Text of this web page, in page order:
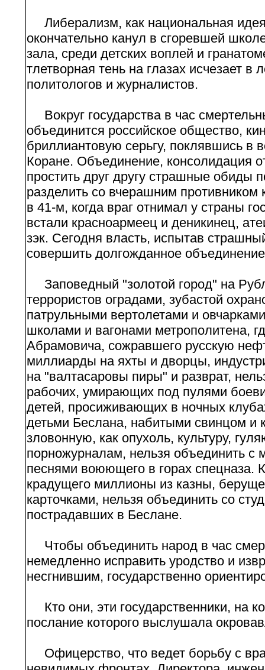
Либерализм, как национальная
окончательно канул в сгоревшей
зала, среди детских воплей и
тлетворная тень на глазах исчезает
политологов и журналистов.
Вокруг государства в час
объединится российское общество,
бриллиантовую серьгу, поклявшись в
Коране. Объединение, консолидация
простить друг другу страшные обиды
разделить со вчерашним противником
в 41-м, когда враг отнимал у страны
встали красноармеец и деникинец,
зэк. Сегодня власть, испытав
совершить долгожданное
Заповедный "золотой город" на
террористов оградами, зубастой
патрульными вертолетами и
школами и вагонами метрополитена,
Абрамовича, сожравшего русскую
миллиарды на яхты и дворцы,
на "валтасаровы пиры" и разврат,
рабочих, умирающих под пулями
детей, просиживающих в ночных
детьми Беслана, набитыми свинцом
зловонную, как опухоль, культуру,
порножурналам, нельзя объединить
песнями воюющего в горах спецназа.
крадущего миллионы из казны,
карточками, нельзя объединить со
пострадавших в Беслане.
Чтобы объединить народ в час
немедленно исправить уродство и
несгнившим, государственно
Кто они, эти государственники, на
послание которого выслушала
Офицерство, что ведет борьбу с